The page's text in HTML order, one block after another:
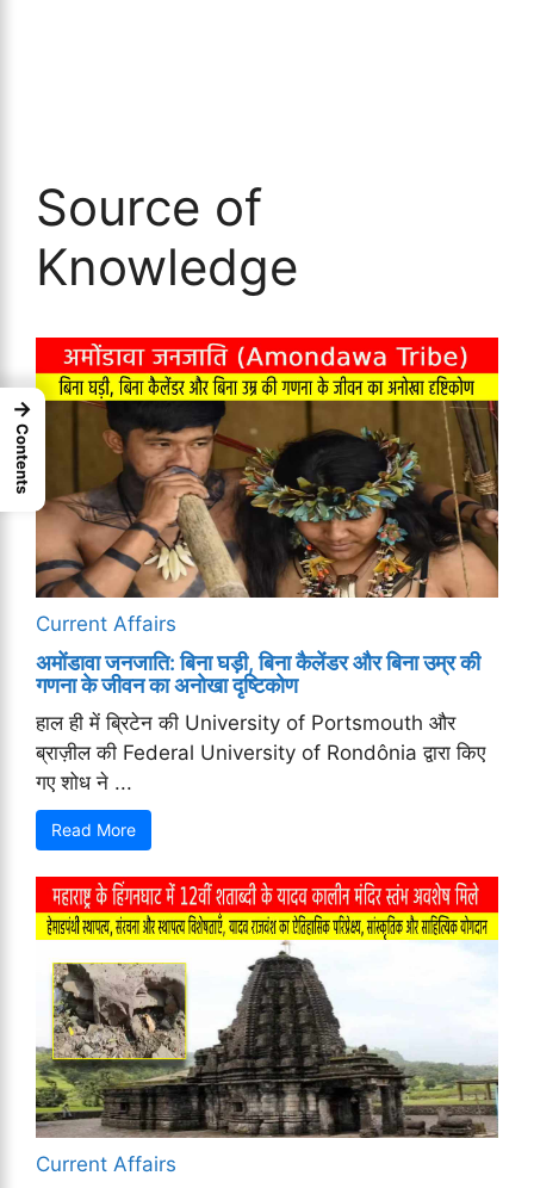
Source of
Knowledge
Current Affairs
अमोंडावा जनजाति: बिना घड़ी, बिना कैलेंडर और बिना उम्र की
गणना के जीवन का अनोखा दृष्टिकोण
हाल ही में ब्रिटेन की University of Portsmouth और
ब्राज़ील की Federal University of Rondônia द्वारा किए
गए शोध ने ...
Read More
Current Affairs
→
Contents